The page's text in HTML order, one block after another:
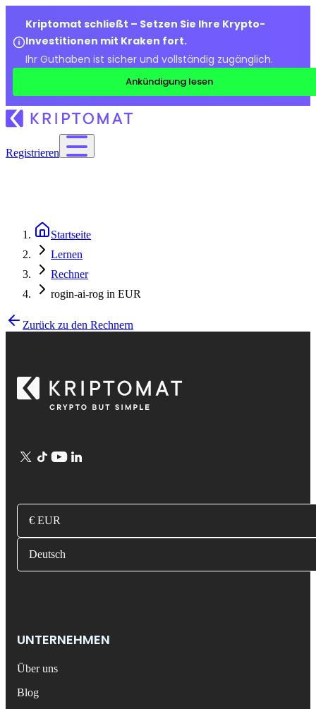
Kriptomat schließt – Setzen Sie Ihre Krypto-
Investitionen mit Kraken fort.
Ihr Guthaben ist sicher und vollständig zugänglich.
Ankündigung lesen
Registrieren
Startseite
Lernen
Rechner
rogin-ai-rog in EUR
Zurück zu den Rechnern
€ EUR
Deutsch
UNTERNEHMEN
Über uns
Blog